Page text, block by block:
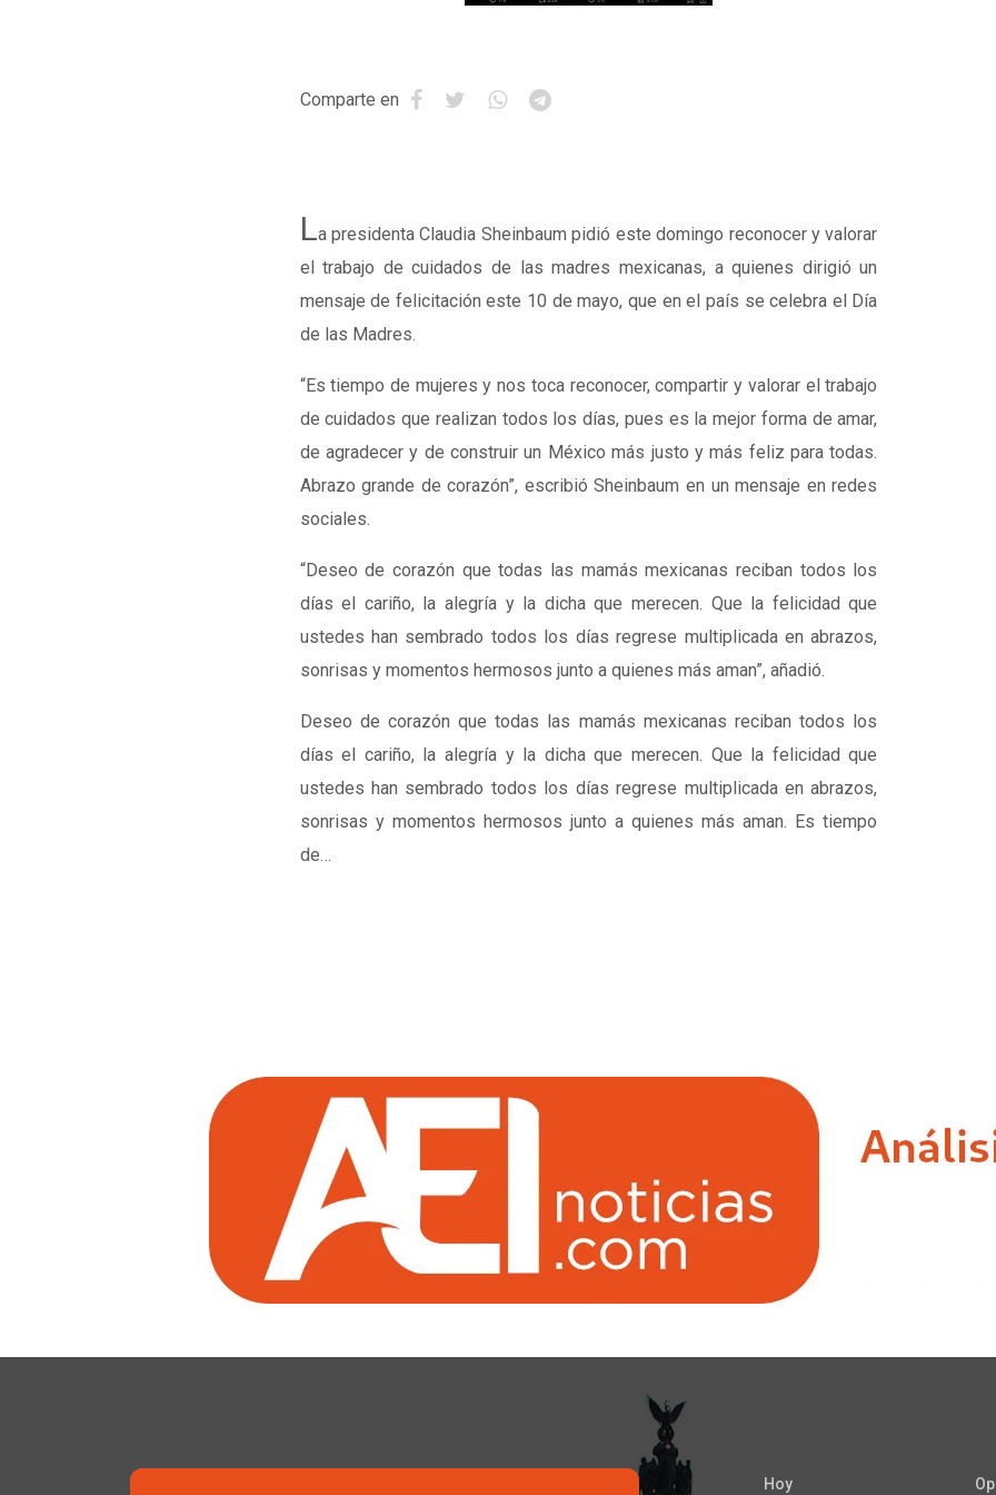
Comparte en
La presidenta Claudia Sheinbaum pidió este domingo reconocer y valorar
el trabajo de cuidados de las madres mexicanas, a quienes dirigió un
mensaje de felicitación este 10 de mayo, que en el país se celebra el Día
de las Madres.
“Es tiempo de mujeres y nos toca reconocer, compartir y valorar el trabajo
de cuidados que realizan todos los días, pues es la mejor forma de amar,
de agradecer y de construir un México más justo y más feliz para todas.
Abrazo grande de corazón”, escribió Sheinbaum en un mensaje en redes
sociales.
“Deseo de corazón que todas las mamás mexicanas reciban todos los
días el cariño, la alegría y la dicha que merecen. Que la felicidad que
ustedes han sembrado todos los días regrese multiplicada en abrazos,
sonrisas y momentos hermosos junto a quienes más aman”, añadió.
Deseo de corazón que todas las mamás mexicanas reciban todos los
días el cariño, la alegría y la dicha que merecen. Que la felicidad que
ustedes han sembrado todos los días regrese multiplicada en abrazos,
sonrisas y momentos hermosos junto a quienes más aman. Es tiempo
de…
Hoy